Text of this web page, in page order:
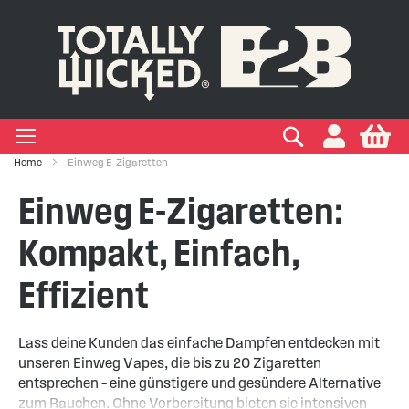
Suchen
EINWEG E-ZIGARETTEN
VAPE PODS
Arten
VAPE KITS
MARKEN
Home Einweg E-Zigaretten
Einweg E-Zigaretten:
Kompakt, Einfach,
Effizient
Lass deine Kunden das einfache Dampfen entdecken mit
unseren Einweg Vapes, die bis zu 20 Zigaretten
entsprechen – eine günstigere und gesündere Alternative
zum Rauchen. Ohne Vorbereitung bieten sie intensiven